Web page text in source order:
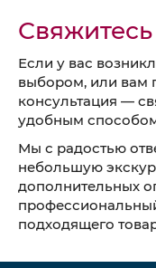
Если у вас
выбором, или вам
консультация —
удобным
Мы с радостью
небольшую
дополнительных
подходящего